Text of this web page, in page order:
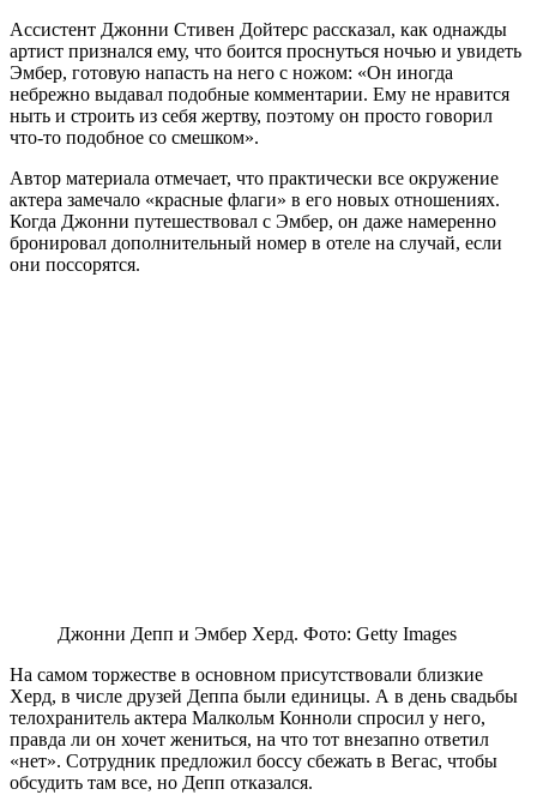
Ассистент Джонни Стивен Дойтерс рассказал, как однажды
артист признался ему, что боится проснуться ночью и увидеть
Эмбер, готовую напасть на него с ножом: «Он иногда
небрежно выдавал подобные комментарии. Ему не нравится
ныть и строить из себя жертву, поэтому он просто говорил
что-то подобное со смешком».
Автор материала отмечает, что практически все окружение
актера замечало «красные флаги» в его новых отношениях.
Когда Джонни путешествовал с Эмбер, он даже намеренно
бронировал дополнительный номер в отеле на случай, если
они поссорятся.
Джонни Депп и Эмбер Херд. Фото: Getty Images
На самом торжестве в основном присутствовали близкие
Херд, в числе друзей Деппа были единицы. А в день свадьбы
телохранитель актера Малкольм Конноли спросил у него,
правда ли он хочет жениться, на что тот внезапно ответил
«нет». Сотрудник предложил боссу сбежать в Вегас, чтобы
обсудить там все, но Депп отказался.